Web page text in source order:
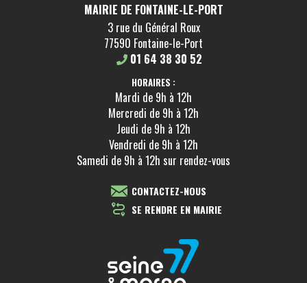
MAIRIE DE FONTAINE-LE-PORT
3 rue du Général Roux
77590 Fontaine-le-Port
01 64 38 30 52
HORAIRES :
Mardi de 9h à 12h
Mercredi de 9h à 12h
Jeudi de 9h à 12h
Vendredi de 9h à 12h
Samedi de 9h à 12h sur rendez-vous
CONTACTEZ-NOUS
SE RENDRE EN MAIRIE